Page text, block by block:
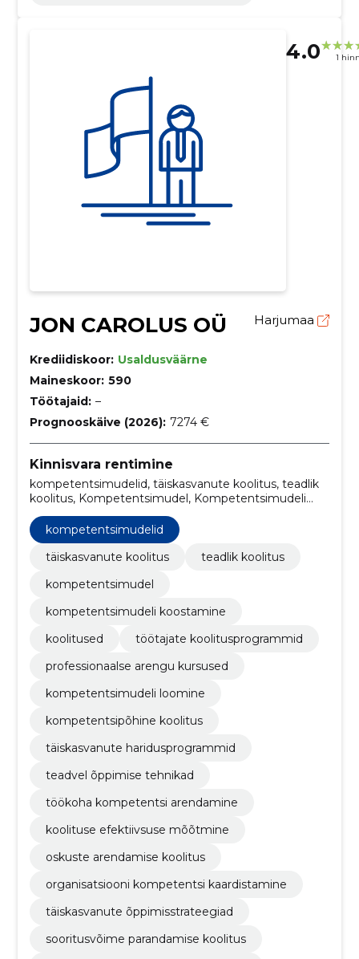
4.0 1
JON CAROLUS OÜ Harjumaa
Krediidiskoor: Usaldusväärne
Maineskoor: 590
Töötajaid: –
Prognooskäive (2026): 7274 €
Kinnisvara rentimine
kompetentsimudelid, täiskasvanute koolitus, teadlik
koolitus, Kompetentsimudel, Kompetentsimudeli
koolitusprogrammid, professionaalse arengu
kursused, kompetentsimudeli loomine,
kompetentsipõhine koolitus
kompetentsimudelid
täiskasvanute koolitus
teadlik koolitus
kompetentsimudel
kompetentsimudeli koostamine
koolitused
töötajate koolitusprogrammid
professionaalse arengu kursused
kompetentsimudeli loomine
kompetentsipõhine koolitus
täiskasvanute haridusprogrammid
teadvel õppimise tehnikad
töökoha kompetentsi arendamine
koolituse efektiivsuse mõõtmine
oskuste arendamise koolitus
organisatsiooni kompetentsi kaardistamine
täiskasvanute õppimisstrateegiad
sooritusvõime parandamise koolitus